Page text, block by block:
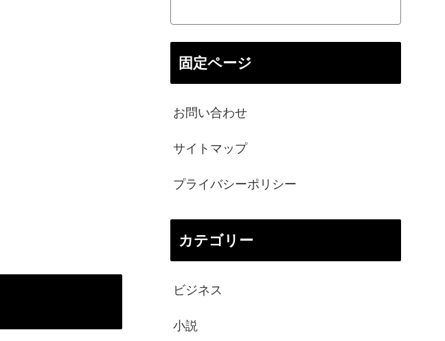
固定ページ
お問い合わせ
サイトマップ
プライバシーポリシー
カテゴリー
ビジネス
小説